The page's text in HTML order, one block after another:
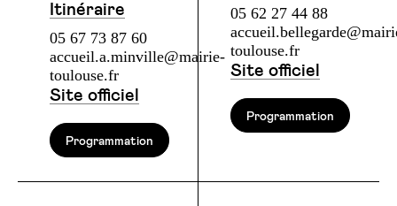
Itinéraire
05 67 73 87 60
accueil.a.minville@mairie-
toulouse.fr
Site officiel
Programmation
05 62 27 44 88
toulouse.fr
Site officiel
Programmation